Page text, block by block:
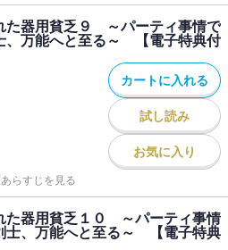
た器用貧乏９ ～パーティ事情で
、万能へと至る～ 【電子特典付
カートに入れる
試し読み
お気に入り
あらすじを見る
た器用貧乏１０ ～パーティ事情
士、万能へと至る～ 【電子特典